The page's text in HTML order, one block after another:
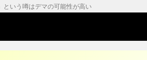
という噂はデマの可能性が高い